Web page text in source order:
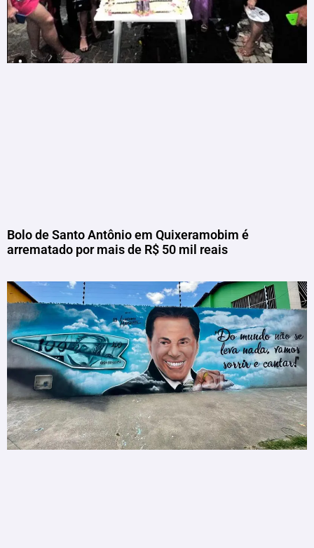
Bolo de Santo Antônio em Quixeramobim é
arrematado por mais de R$ 50 mil reais